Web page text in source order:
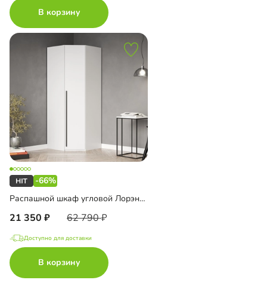
В корзину
-66%
Распашной шкаф угловой Лорэна-800
21 350 62 790
Доступно для доставки
В корзину